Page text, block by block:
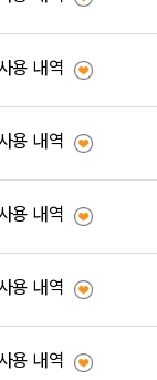
용 내역
용 내역
용 내역
용 내역
용 내역